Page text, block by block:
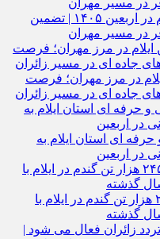
تلاش جهادی آب و فاضلاب ایلام در اربعین ۱۴۰۵ | تضمین
در مرز مهران؛ فرصت‌
جاده‌ ای در مسیر زائران
ای استان ایلام به‌
در اربعین
تحقق خرید تضمینی بیش از ۲۴۵ هزار تن گندم در ایلام با